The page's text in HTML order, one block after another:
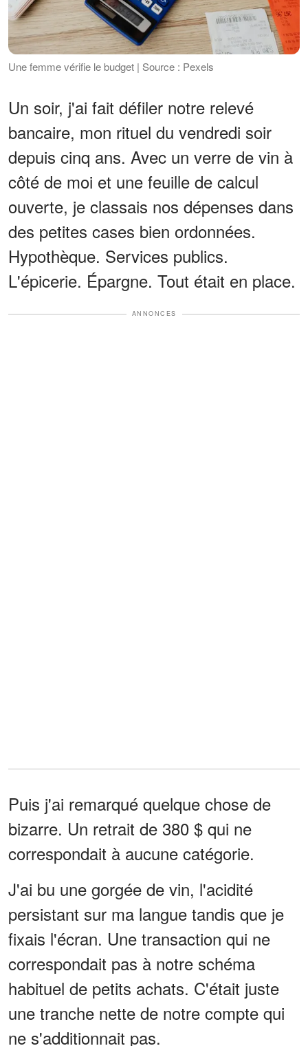
Une femme vérifie le budget | Source : Pexels
Un soir, j'ai fait défiler notre relevé
bancaire, mon rituel du vendredi soir
depuis cinq ans. Avec un verre de vin à
côté de moi et une feuille de calcul
ouverte, je classais nos dépenses dans
des petites cases bien ordonnées.
Hypothèque. Services publics.
L'épicerie. Épargne. Tout était en place.
ANNONCES
Puis j'ai remarqué quelque chose de
bizarre. Un retrait de 380 $ qui ne
correspondait à aucune catégorie.
J'ai bu une gorgée de vin, l'acidité
persistant sur ma langue tandis que je
fixais l'écran. Une transaction qui ne
correspondait pas à notre schéma
habituel de petits achats. C'était juste
une tranche nette de notre compte qui
ne s'additionnait pas.